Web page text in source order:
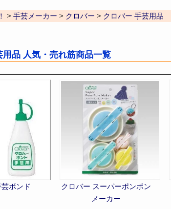
> 手芸メーカー > クロバー > クロバー 手芸用品
用品 人気・売れ筋商品一覧
ボンド
クロバー スーパーポンポン
メーカー